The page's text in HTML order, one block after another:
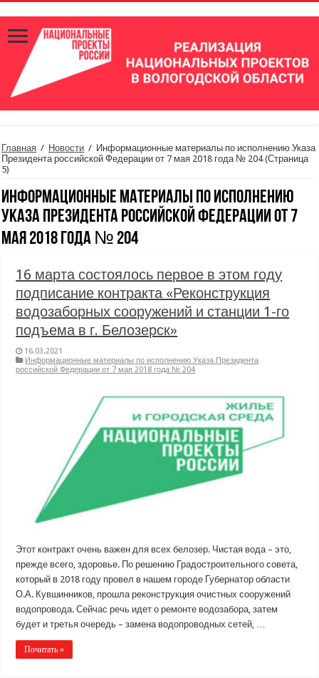
Главная / Новости / Информационные материалы по исполнению Указа
Президента российской Федерации от 7 мая 2018 года № 204(Страница
5)
Информационные материалы по исполнению
Указа Президента российской Федерации от 7
мая 2018 года № 204
16 марта состоялось первое в этом году
подписание контракта «Реконструкция
водозаборных сооружений и станции 1-го
подъема в г. Белозерск»
16.03.2021
Информационные материалы по исполнению Указа Президента
российской Федерации от 7 мая 2018 года № 204
Этот контракт очень важен для всех белозер. Чистая вода – это,
прежде всего, здоровье. По решению Градостроительного совета,
который в 2018 году провел в нашем городе Губернатор области
О.А. Кувшинников, прошла реконструкция очистных сооружений
водопровода. Сейчас речь идет о ремонте водозабора, затем
будет и третья очередь – замена водопроводных сетей, …
Почитать »